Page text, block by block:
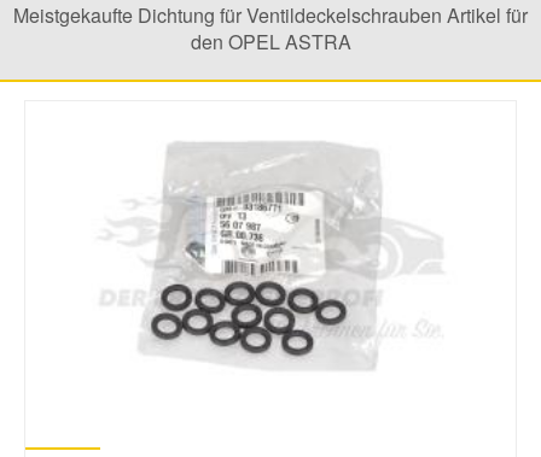
Meistgekaufte Dichtung für Ventildeckelschrauben Artikel für
den OPEL ASTRA